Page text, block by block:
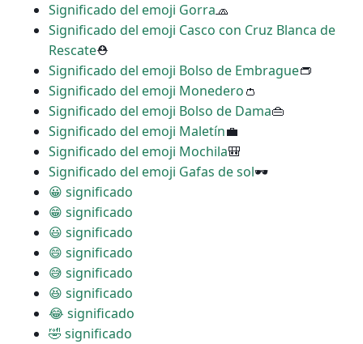
Significado del emoji Gorra🧢
Significado del emoji Casco con Cruz Blanca de
Rescate⛑
Significado del emoji Bolso de Embrague👝
Significado del emoji Monedero👛
Significado del emoji Bolso de Dama👜
Significado del emoji Maletín💼
Significado del emoji Mochila🎒
Significado del emoji Gafas de sol🕶
😀 significado
😁 significado
😃 significado
😄 significado
😅 significado
😆 significado
😂 significado
🤣 significado